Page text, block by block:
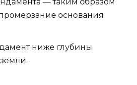
основания
ниже глубины